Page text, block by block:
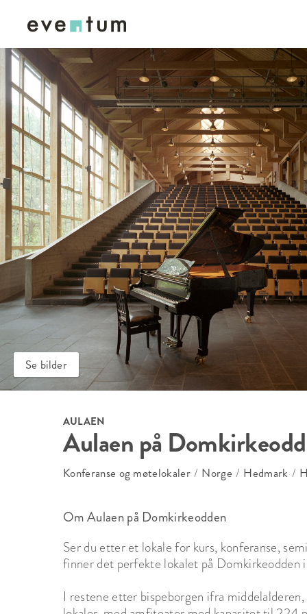
Se bilder
AULAEN
Aulaen på
Konferanse og møtelokaler / Norge / Hedmark /
Om Aulaen på Domkirkeodden
Ser du etter et lokale for kurs, konferanse,
finner det perfekte lokalet på Domkirkeodden
I restene etter bispeborgen ifra